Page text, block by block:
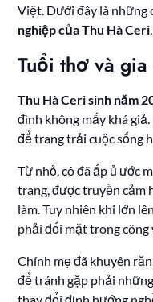
Việt. Dưới đây là
nghiệp của Thu Hà Ceri.
Tuổi thơ và
Thu Hà Ceri sinh năm
đình không mấy khá
để trang trải cuộc sống
Từ nhỏ, cô đã ấp ủ ước
trang, được truyền cảm
làm. Tuy nhiên khi lớn
phải đối mặt trong công
Chính mẹ đã khuyên
để tránh gặp phải